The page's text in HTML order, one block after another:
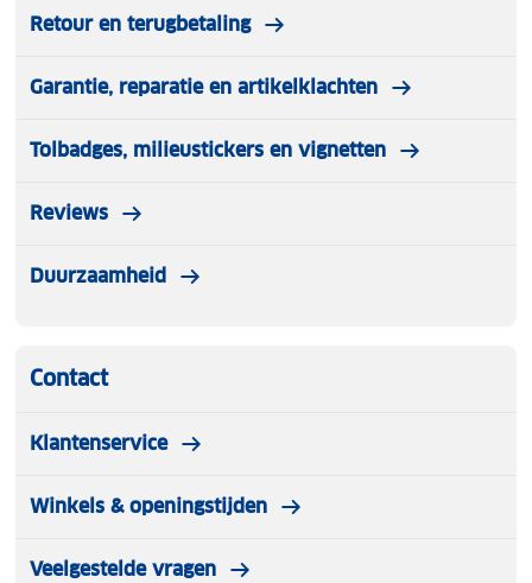
Retour en terugbetaling
Garantie, reparatie en artikelklachten
Tolbadges, milieustickers en vignetten
Reviews
Duurzaamheid
Contact
Klantenservice
Winkels & openingstijden
Veelgestelde vragen